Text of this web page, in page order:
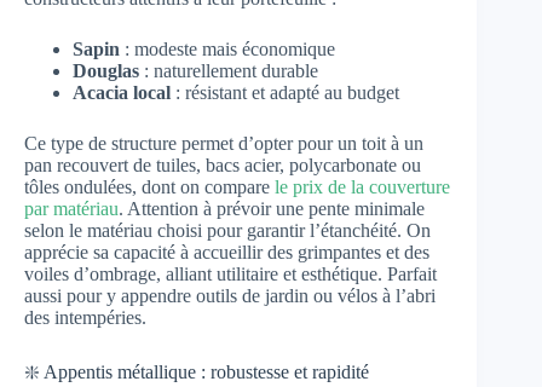
Sapin : modeste mais économique
Douglas : naturellement durable
Acacia local : résistant et adapté au budget
Ce type de structure permet d’opter pour un toit à un
pan recouvert de tuiles, bacs acier, polycarbonate ou
tôles ondulées, dont on compare le prix de la couverture
par matériau. Attention à prévoir une pente minimale
selon le matériau choisi pour garantir l’étanchéité. On
apprécie sa capacité à accueillir des grimpantes et des
voiles d’ombrage, alliant utilitaire et esthétique. Parfait
aussi pour y appendre outils de jardin ou vélos à l’abri
des intempéries.
❇️ Appentis métallique : robustesse et rapidité